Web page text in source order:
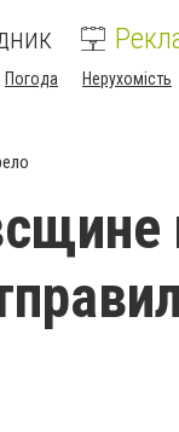
Погода Нерухомість